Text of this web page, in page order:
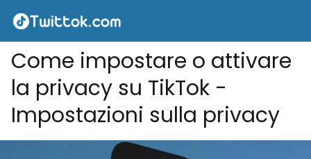
Come impostare o attivare
la privacy su TikTok -
Impostazioni sulla privacy